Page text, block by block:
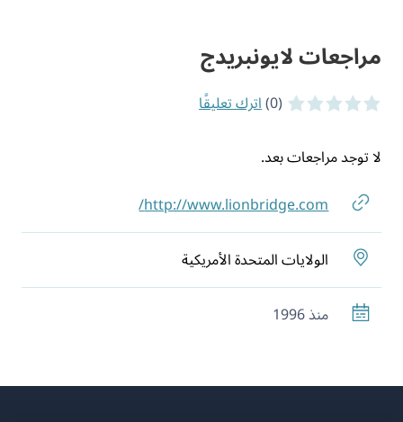
مراجعات لايونبريدج
0 of 5 stars
(0) اترك تعليقًا
لا توجد مراجعات بعد.
http://www.lionbridge.com/
الولايات المتحدة الأمريكية
منذ 1996